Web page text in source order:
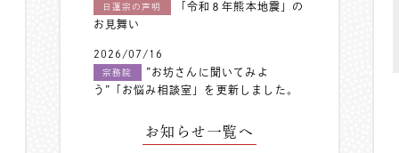
日蓮宗の声明
「令和８年熊本地震」の
お見舞い
2026/07/16
宗務院
”お坊さんに聞いてみよ
う”「お悩み相談室」を更新しました。
お知らせ一覧へ